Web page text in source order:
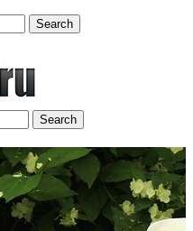
Search
Search